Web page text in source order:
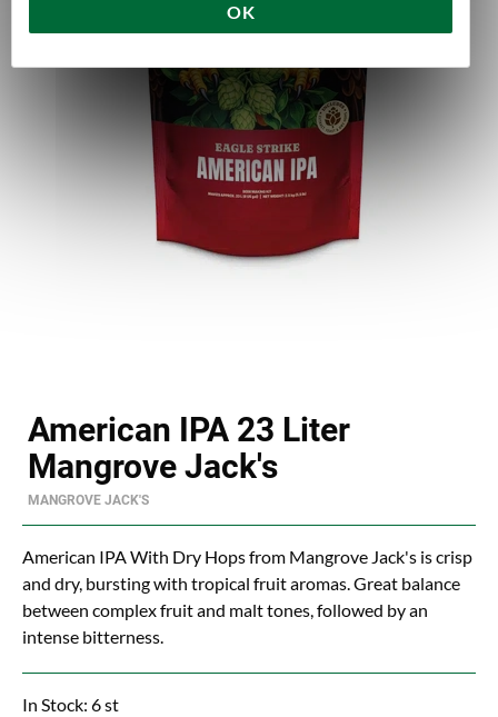
OK
American IPA 23 Liter
Mangrove Jack's
MANGROVE JACK'S
American IPA With Dry Hops from Mangrove Jack's is crisp
and dry, bursting with tropical fruit aromas. Great balance
between complex fruit and malt tones, followed by an
intense bitterness.
In Stock: 6 st